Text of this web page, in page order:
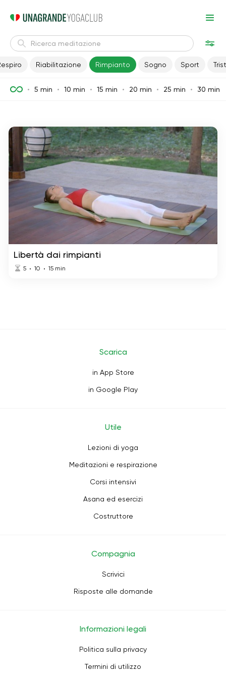
Riabilitazione Rimpianto Sogno Sport
5 min 10 min 15 min 20 min 25 min 30 min
Libertà dai rimpianti
5 10 15 min
Scarica
in App Store
in Google Play
Utile
Lezioni di yoga
Meditazioni e respirazione
Corsi intensivi
Asana ed esercizi
Costruttore
Compagnia
Scrivici
Risposte alle domande
Informazioni legali
Politica sulla privacy
Termini di utilizzo